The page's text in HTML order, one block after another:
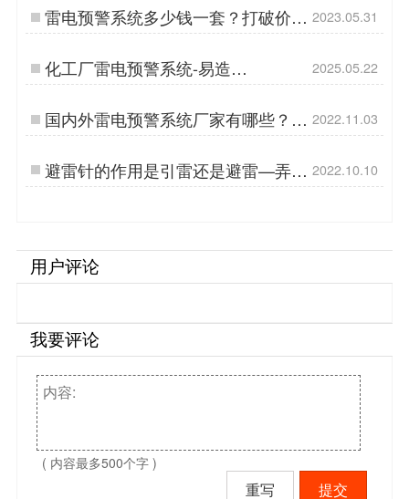
雷电预警系统多少钱一套？打破价格
疑虑，保护您的安全！-易造防雷…
2023.05.31
化工厂雷电预警系统-易造… 2025.05.22
国内外雷电预警系统厂家有哪些？教
您选择雷电预警的3个方法【易造防
雷】…
2022.11.03
避雷针的作用是引雷还是避雷—弄不
明白？还不看看【杭州易造】…
2022.10.10
用户评论
我要评论
( 内容最多500个字 )
重写 提交